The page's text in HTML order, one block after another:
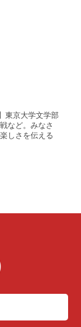
東京大学文学部
など。みなさ
しさを伝える